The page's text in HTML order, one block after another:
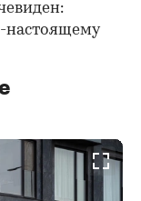
настоящему